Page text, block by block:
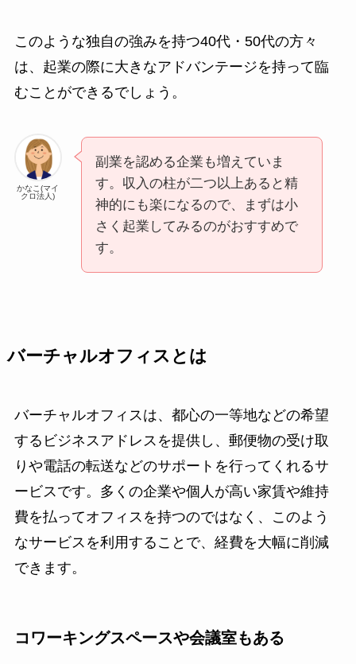
このような独自の強みを持つ40代・50代の方々
は、起業の際に大きなアドバンテージを持って臨
むことができるでしょう。
かなこ(マイ
クロ法人)
副業を認める企業も増えていま
す。収入の柱が二つ以上あると精
神的にも楽になるので、まずは小
さく起業してみるのがおすすめで
す。
バーチャルオフィスとは
バーチャルオフィスは、都心の一等地などの希望
するビジネスアドレスを提供し、郵便物の受け取
りや電話の転送などのサポートを行ってくれるサ
ービスです。多くの企業や個人が高い家賃や維持
費を払ってオフィスを持つのではなく、このよう
なサービスを利用することで、経費を大幅に削減
できます。
コワーキングスペースや会議室もある